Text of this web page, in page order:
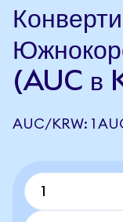
(AUC в
AUC/KRW: 1